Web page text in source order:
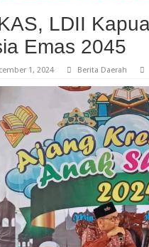
LDII
Emas 2045
1, 2024 Berita Daerah